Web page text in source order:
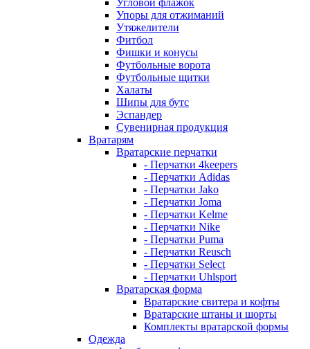
Угловой флажок
Упоры для отжиманий
Утяжелители
Фитбол
Фишки и конусы
Футбольные ворота
Футбольные щитки
Халаты
Шипы для бутс
Эспандер
Сувенирная продукция
Вратарям
Вратарские перчатки
- Перчатки 4keepers
- Перчатки Adidas
- Перчатки Jako
- Перчатки Joma
- Перчатки Kelme
- Перчатки Nike
- Перчатки Puma
- Перчатки Reusch
- Перчатки Select
- Перчатки Uhlsport
Вратарская форма
Вратарские свитера и кофты
Вратарские штаны и шорты
Комплекты вратарской формы
Одежда